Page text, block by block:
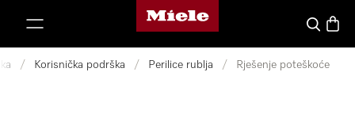
Miele početna stranica
Pretraga
/ Korisnička podrška / Perilice rublja / Rješenje poteškoće